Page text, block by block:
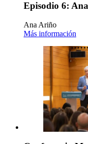
Episodio 6:
Ana Ariño
Más información